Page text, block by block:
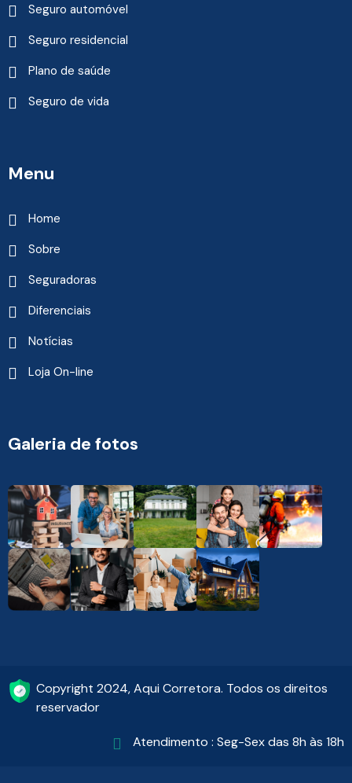
Seguro automóvel
Seguro residencial
Plano de saúde
Seguro de vida
Menu
Home
Sobre
Seguradoras
Diferenciais
Notícias
Loja On-line
Galeria de fotos
Copyright 2024, Aqui Corretora. Todos os direitos
reservador
Atendimento : Seg-Sex das 8h às 18h